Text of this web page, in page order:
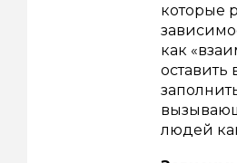
которые
как
оставить
людей